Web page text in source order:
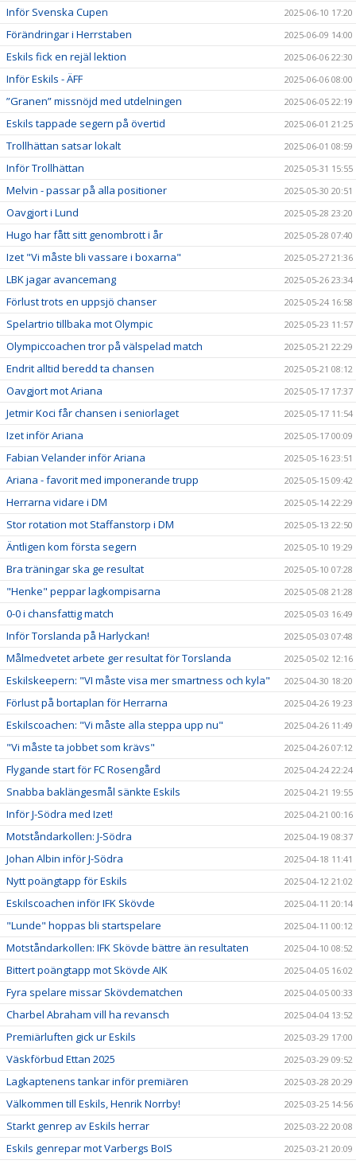
Inför Svenska Cupen 2025-06-10 17:20
Förändringar i Herrstaben 2025-06-09 14:00
Eskils fick en rejäl lektion 2025-06-06 22:30
Inför Eskils - ÄFF 2025-06-06 08:00
”Granen” missnöjd med utdelningen 2025-06-05 22:19
Eskils tappade segern på övertid 2025-06-01 21:25
Trollhättan satsar lokalt 2025-06-01 08:59
Inför Trollhättan 2025-05-31 15:55
Melvin - passar på alla positioner 2025-05-30 20:51
Oavgjort i Lund 2025-05-28 23:20
Hugo har fått sitt genombrott i år 2025-05-28 07:40
Izet "Vi måste bli vassare i boxarna" 2025-05-27 21:36
LBK jagar avancemang 2025-05-26 23:34
Förlust trots en uppsjö chanser 2025-05-24 16:58
Spelartrio tillbaka mot Olympic 2025-05-23 11:57
Olympiccoachen tror på välspelad match 2025-05-21 22:29
Endrit alltid beredd ta chansen 2025-05-21 08:12
Oavgjort mot Ariana 2025-05-17 17:37
Jetmir Koci får chansen i seniorlaget 2025-05-17 11:54
Izet inför Ariana 2025-05-17 00:09
Fabian Velander inför Ariana 2025-05-16 23:51
Ariana - favorit med imponerande trupp 2025-05-15 09:42
Herrarna vidare i DM 2025-05-14 22:29
Stor rotation mot Staffanstorp i DM 2025-05-13 22:50
Äntligen kom första segern 2025-05-10 19:29
Bra träningar ska ge resultat 2025-05-10 07:28
"Henke" peppar lagkompisarna 2025-05-08 21:28
0-0 i chansfattig match 2025-05-03 16:49
Inför Torslanda på Harlyckan! 2025-05-03 07:48
Målmedvetet arbete ger resultat för Torslanda 2025-05-02 12:16
Eskilskeepern: "VI måste visa mer smartness och kyla" 2025-04-30 18:20
Förlust på bortaplan för Herrarna 2025-04-26 19:23
Eskilscoachen: "Vi måste alla steppa upp nu" 2025-04-26 11:49
"Vi måste ta jobbet som krävs" 2025-04-26 07:12
Flygande start för FC Rosengård 2025-04-24 22:24
Snabba baklängesmål sänkte Eskils 2025-04-21 19:55
Inför J-Södra med Izet! 2025-04-21 00:16
Motståndarkollen: J-Södra 2025-04-19 08:37
Johan Albin inför J-Södra 2025-04-18 11:41
Nytt poängtapp för Eskils 2025-04-12 21:02
Eskilscoachen inför IFK Skövde 2025-04-11 20:14
"Lunde" hoppas bli startspelare 2025-04-11 00:12
Motståndarkollen: IFK Skövde bättre än resultaten 2025-04-10 08:52
Bittert poängtapp mot Skövde AIK 2025-04-05 16:02
Fyra spelare missar Skövdematchen 2025-04-05 00:33
Charbel Abraham vill ha revansch 2025-04-04 13:52
Premiärluften gick ur Eskils 2025-03-29 17:00
Väskförbud Ettan 2025 2025-03-29 09:52
Lagkaptenens tankar inför premiären 2025-03-28 20:29
Välkommen till Eskils, Henrik Norrby! 2025-03-25 14:56
Starkt genrep av Eskils herrar 2025-03-22 20:08
Eskils genrepar mot Varbergs BoIS 2025-03-21 20:09